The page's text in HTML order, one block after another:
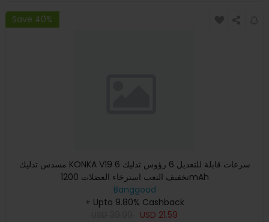
Save 40%
مسدس تدليك KONKA V19 6 سرعات قابلة للتعديل 6 رؤوس تدليك
تخفيف التعب استرخاء العضلات 1200mAh
Banggood
+ Upto 9.80% Cashback
USD 21.59